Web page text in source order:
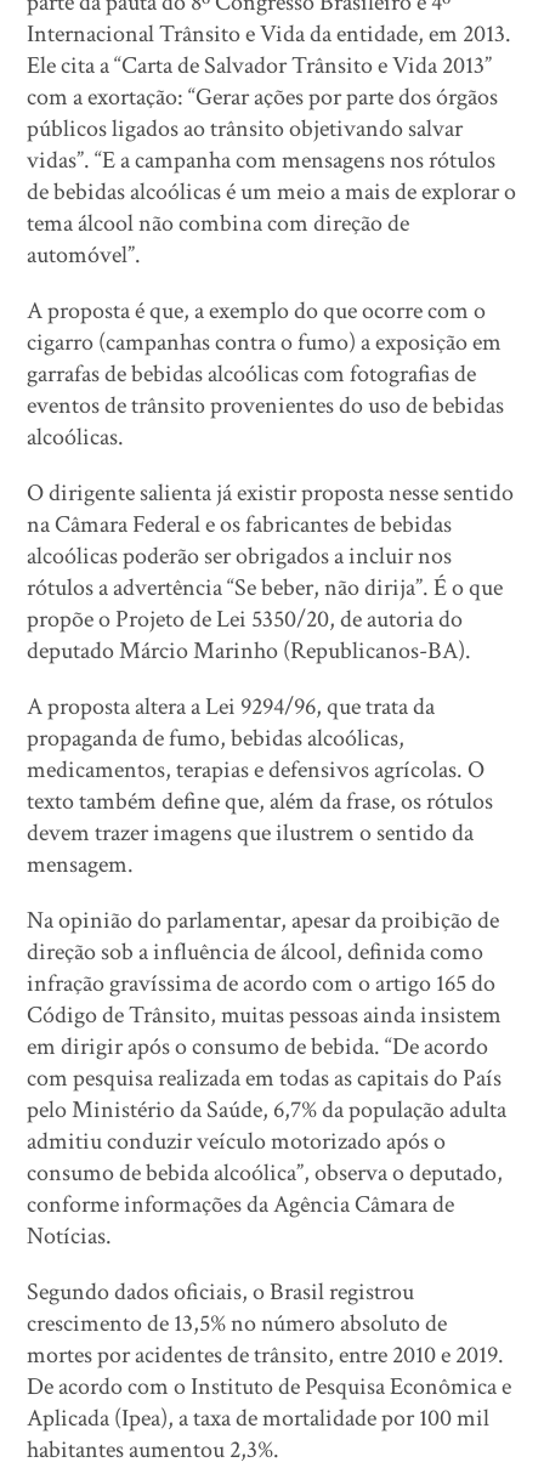
Internacional Trânsito e Vida da entidade, em 2013.
Ele cita a “Carta de Salvador Trânsito e Vida 2013”
com a exortação: “Gerar ações por parte dos órgãos
públicos ligados ao trânsito objetivando salvar
vidas”. “E a campanha com mensagens nos rótulos
de bebidas alcoólicas é um meio a mais de explorar o
tema álcool não combina com direção de
automóvel”.
A proposta é que, a exemplo do que ocorre com o
cigarro (campanhas contra o fumo) a exposição em
garrafas de bebidas alcoólicas com fotografias de
eventos de trânsito provenientes do uso de bebidas
alcoólicas.
O dirigente salienta já existir proposta nesse sentido
na Câmara Federal e os fabricantes de bebidas
alcoólicas poderão ser obrigados a incluir nos
rótulos a advertência “Se beber, não dirija”. É o que
propõe o Projeto de Lei 5350/20, de autoria do
deputado Márcio Marinho (Republicanos-BA).
A proposta altera a Lei 9294/96, que trata da
propaganda de fumo, bebidas alcoólicas,
medicamentos, terapias e defensivos agrícolas. O
texto também define que, além da frase, os rótulos
devem trazer imagens que ilustrem o sentido da
mensagem.
Na opinião do parlamentar, apesar da proibição de
direção sob a influência de álcool, definida como
infração gravíssima de acordo com o artigo 165 do
Código de Trânsito, muitas pessoas ainda insistem
em dirigir após o consumo de bebida. “De acordo
com pesquisa realizada em todas as capitais do País
pelo Ministério da Saúde, 6,7% da população adulta
admitiu conduzir veículo motorizado após o
consumo de bebida alcoólica”, observa o deputado,
conforme informações da Agência Câmara de
Notícias.
Segundo dados oficiais, o Brasil registrou
crescimento de 13,5% no número absoluto de
mortes por acidentes de trânsito, entre 2010 e 2019.
De acordo com o Instituto de Pesquisa Econômica e
Aplicada (Ipea), a taxa de mortalidade por 100 mil
habitantes aumentou 2,3%.